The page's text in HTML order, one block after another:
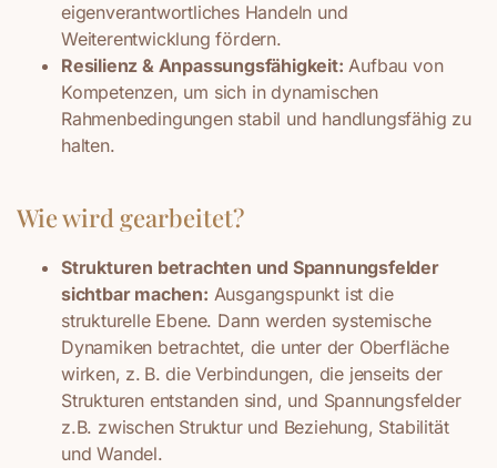
eigenverantwortliches Handeln und
Weiterentwicklung fördern.
Resilienz & Anpassungsfähigkeit: Aufbau von
Kompetenzen, um sich in dynamischen
Rahmenbedingungen stabil und handlungsfähig zu
halten.
Wie wird gearbeitet?
Strukturen betrachten und Spannungsfelder
sichtbar machen: Ausgangspunkt ist die
strukturelle Ebene. Dann werden systemische
Dynamiken betrachtet, die unter der Oberfläche
wirken, z. B. die Verbindungen, die jenseits der
Strukturen entstanden sind, und Spannungsfelder
z.B. zwischen Struktur und Beziehung, Stabilität
und Wandel.